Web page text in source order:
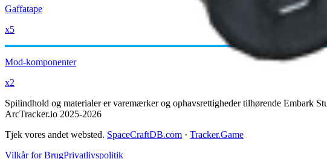
Gaffatape
x5
Mod-komponenter
x2
Spilindhold og materialer er varemærker og ophavsrettigheder tilhørende Embark
ArcTracker.io 2025-2026
Tjek vores andet websted. SpaceCraftDB.com · Tracker.Game
Vilkår for BrugPrivatlivspolitik